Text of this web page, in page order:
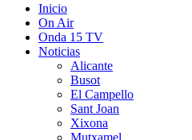
Inicio
On Air
Onda 15 TV
Noticias
Alicante
Busot
El Campello
Sant Joan
Xixona
Mutxamel